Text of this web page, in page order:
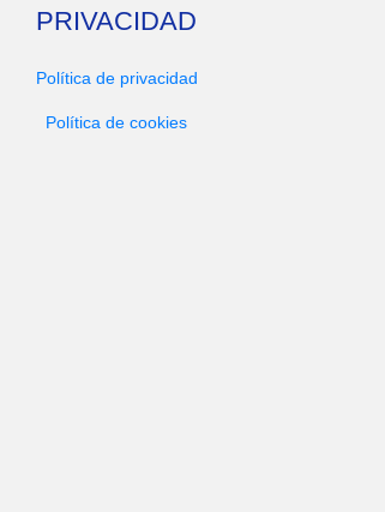
PRIVACIDAD
Política de privacidad
Política de cookies